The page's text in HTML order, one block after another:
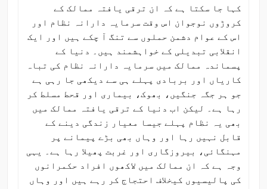
کہا جا سکتا ہے کہ ان ترقی یافتہ ممالک کے
کروڑوں نوجوان اس وقت سرمایہ دارانہ نظام اور
اس کے عوام دشمن حملوں سے تنگ آ چکے ہیں اور ایک
انقلابی تبدیلی کے خواہشمند ہیں۔ دنیا کے
پسماندہ ممالک میں سرمایہ دارانہ نظام کی تباہ
کاریاں اور بربادی پہلے ہی سے دیکھی جا رہی ہے
جو ہر جگہ جنگیں، بھوک، بیماری اور قحط مسلط کر
رہا ہے۔ لیکن اب دنیا کے ترقی یافتہ ممالک میں
بھی یہ نظام پہلے جیسا معیار زندگی دینے کے
قابل نہیں رہا اور وہاں بھی بڑے پیمانے پر
مہنگائی، بیروزگاری اور غربت پھیلا رہا ہے۔ یہی
وجہ ہے کہ ان ممالک میں لاکھوں افراد حکمرانوں
کی پالیسیوں کیخلاف احتجاج کر رہے ہیں اور وہاں